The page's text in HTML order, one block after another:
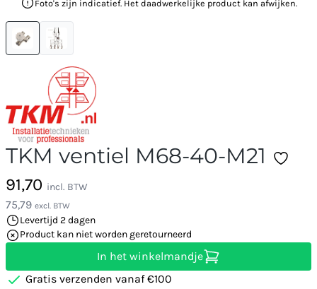
Foto's zijn indicatief. Het daadwerkelijke product kan afwijken.
TKM ventiel M68-40-M21
91,70 incl. BTW
75,79 excl. BTW
Levertijd 2 dagen
Product kan niet worden geretourneerd
In het winkelmandje
Gratis verzenden vanaf €100